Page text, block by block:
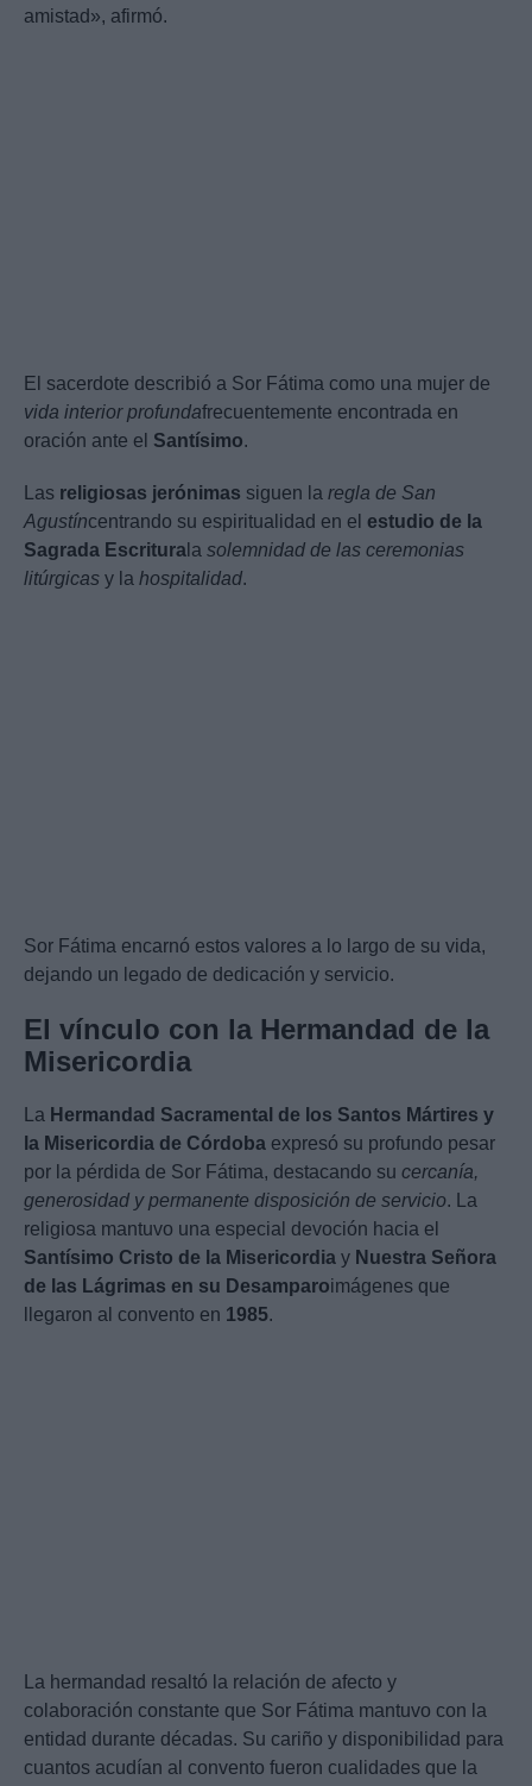
amistad», afirmó.
El sacerdote describió a Sor Fátima como una mujer de
vida interior profundafrecuentemente encontrada en
oración ante el Santísimo.
Las religiosas jerónimas siguen la regla de San
Agustíncentrando su espiritualidad en el estudio de la
Sagrada Escritura la solemnidad de las ceremonias
litúrgicas y la hospitalidad.
Sor Fátima encarnó estos valores a lo largo de su vida,
dejando un legado de dedicación y servicio.
El vínculo con la Hermandad de la
Misericordia
La Hermandad Sacramental de los Santos Mártires y
la Misericordia de Córdoba expresó su profundo pesar
por la pérdida de Sor Fátima, destacando su cercanía,
generosidad y permanente disposición de servicio. La
religiosa mantuvo una especial devoción hacia el
Santísimo Cristo de la Misericordia y Nuestra Señora
de las Lágrimas en su Desamparoimágenes que
llegaron al convento en 1985.
La hermandad resaltó la relación de afecto y
colaboración constante que Sor Fátima mantuvo con la
entidad durante décadas. Su cariño y disponibilidad para
cuantos acudían al convento fueron cualidades que la